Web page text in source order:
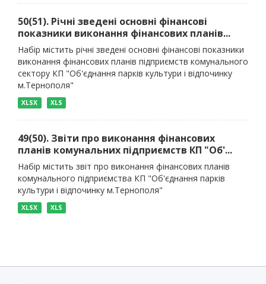
50(51). Річні зведені основні фінансові
показники виконання фінансових планів...
Набір містить річні зведені основні фінансові показники
виконання фінансових планів підприємств комунального
сектору КП "Об'єднання парків культури і відпочинку
м.Тернополя"
XLSX XLS
49(50). Звіти про виконання фінансових
планів комунальних підприємств КП "Об'...
Набір містить звіт про виконання фінансових планів
комунального підприємства КП "Об'єднання парків
культури і відпочинку м.Тернополя"
XLSX XLS